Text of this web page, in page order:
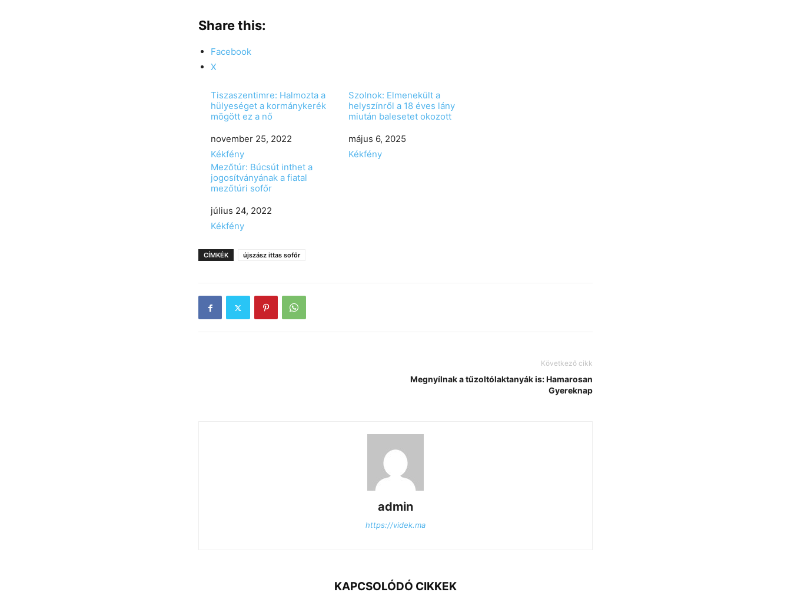
Share this:
Facebook
X
Tiszaszentimre: Halmozta a
hülyeséget a kormánykerék
mögött ez a nő
Date
november 25, 2022
In relation to
Kékfény
Szolnok: Elmenekült a
helyszínről a 18 éves lány
miután balesetet okozott
Date
május 6, 2025
In relation to
Kékfény
Mezőtúr: Búcsút inthet a
jogosítványának a fiatal
mezőtúri sofőr
Date
július 24, 2022
In relation to
Kékfény
CÍMKÉK újszász ittas sofőr
Következő cikk
Megnyílnak a tűzoltólaktanyák is: Hamarosan
Gyereknap
admin
https://videk.ma
KAPCSOLÓDÓ CIKKEK